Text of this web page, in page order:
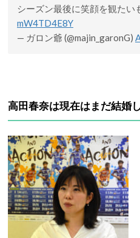
シーズン最後に笑顔を観たい
mW4TD4E8Y
— ガロン爺 (@majin_garonG)
高田春奈は現在はまだ結婚